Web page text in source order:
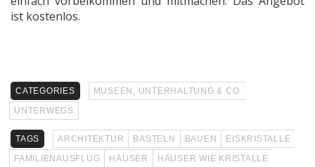
ist kostenlos.
CATEGORIES
MUSEEN, UNTERHALTUNG & CO.
UNTERWEGS
TAGS ARCHITEKTUR BASTELN BAUEN
EISKRISTALLE
FAMILIENAUSFLUG
HÄUSER
HÄUSER WIE KRISTALLE